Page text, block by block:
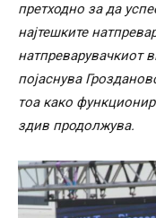
претходно за да
најтешките
натпреварувачкиот
појаснува
тоа како
здив продолжува.